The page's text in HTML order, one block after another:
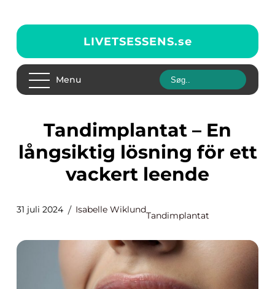
LIVETSESSENS.se
Menu
Tandimplantat – En
långsiktig lösning för ett
vackert leende
31 juli 2024 Isabelle Wiklund
Tandimplantat